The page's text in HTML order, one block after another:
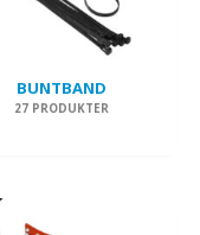
BUNTBAND
27 PRODUKTER